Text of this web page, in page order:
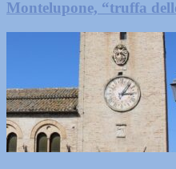
Montelupone, “truffa